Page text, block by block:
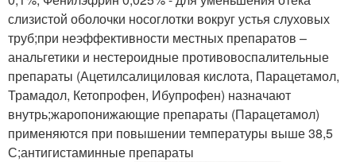
слизистой оболочки носоглотки вокруг устья слуховых
труб;при неэффективности местных препаратов –
анальгетики и нестероидные противовоспалительные
препараты (Ацетилсалициловая кислота, Парацетамол,
Трамадол, Кетопрофен, Ибупрофен) назначают
внутрь;жаропонижающие препараты (Парацетамол)
применяются при повышении температуры выше 38,5
С;антигистаминные препараты